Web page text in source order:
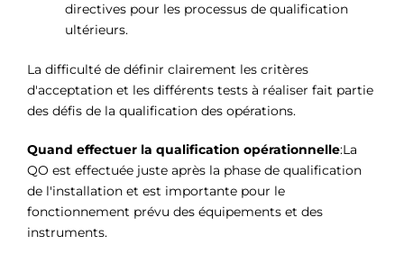
directives pour les processus de qualification
ultérieurs.
La difficulté de définir clairement les critères
d'acceptation et les différents tests à réaliser fait partie
des défis de la qualification des opérations.
Quand effectuer la qualification opérationnelle:La
QO est effectuée juste après la phase de qualification
de l'installation et est importante pour le
fonctionnement prévu des équipements et des
instruments.